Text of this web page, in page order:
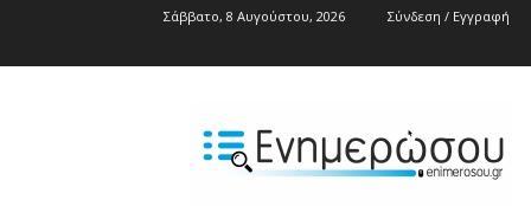
Σάββατο, 8 Αυγούστου, 2026 Σύνδεση / Εγγραφή